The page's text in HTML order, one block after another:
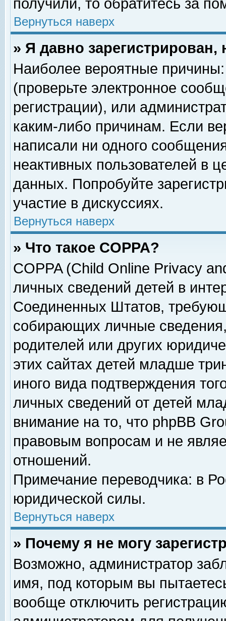
получили, то обратитесь за
Вернуться наверх
» Я давно
Наиболее вероятные
(проверьте электронное
регистрации), или
каким-либо причинам. Если
написали ни одного
неактивных пользователей в
данных. Попробуйте
участие в дискуссиях.
Вернуться наверх
» Что такое COPPA?
COPPA (Child Online Privacy
личных сведений детей в
Соединенных Штатов,
собирающих личные
родителей или других
этих сайтах детей младше
иного вида подтверждения
личных сведений от детей
внимание на то, что phpBB
правовым вопросам и не
отношений.
Примечание переводчика: в
юридической силы.
Вернуться наверх
» Почему я не могу
Возможно, администратор
имя, под которым вы
вообще отключить